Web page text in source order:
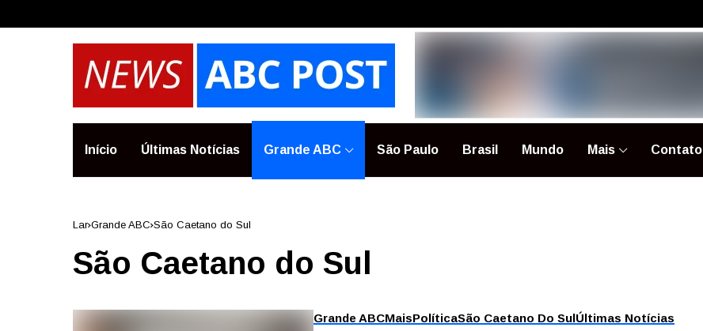
Início Últimas Notícias Grande ABC São Paulo Brasil Mundo Mais Contato
Lar Grande ABC São Caetano do Sul
São Caetano do Sul
Grande ABCMaisPolíticaSão Caetano Do SulÚltimas Notícias